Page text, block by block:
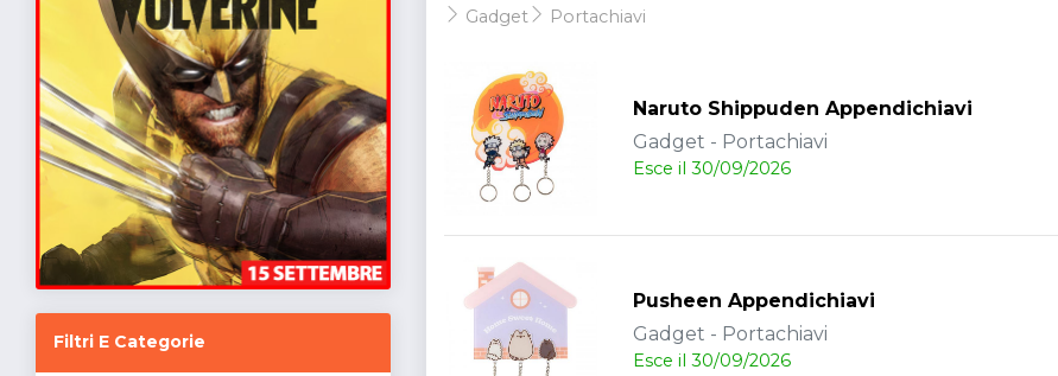
Filtri E Categorie
Gadget Portachiavi
Naruto Shippuden Appendichiavi
Gadget - Portachiavi
Esce il 30/09/2026
Pusheen Appendichiavi
Gadget - Portachiavi
Esce il 30/09/2026